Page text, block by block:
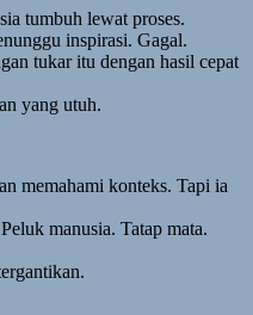
tumbuh lewat proses.
inspirasi. Gagal.
tukar itu dengan hasil cepat
yang utuh.
memahami konteks. Tapi ia
manusia. Tatap mata.